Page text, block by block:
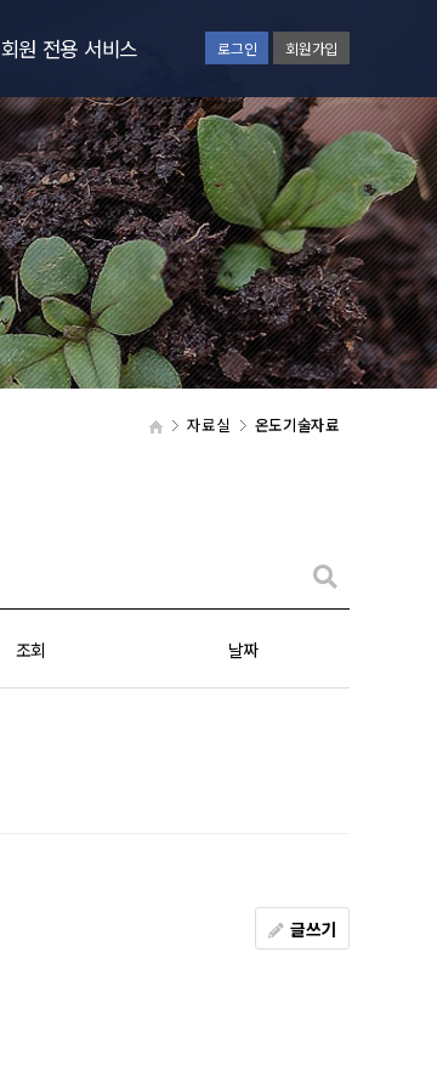
회원 전용 서비스 로그인 회원가입
자료실 온도기술자료
조회 날짜
글쓰기